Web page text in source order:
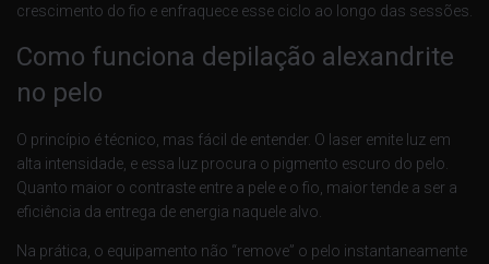
crescimento do fio e enfraquece esse ciclo ao longo das sessões.
Como funciona depilação alexandrite
no pelo
O princípio é técnico, mas fácil de entender. O laser emite luz em
alta intensidade, e essa luz procura o pigmento escuro do pelo.
Quanto maior o contraste entre a pele e o fio, maior tende a ser a
eficiência da entrega de energia naquele alvo.
Na prática, o equipamento não “remove” o pelo instantaneamente